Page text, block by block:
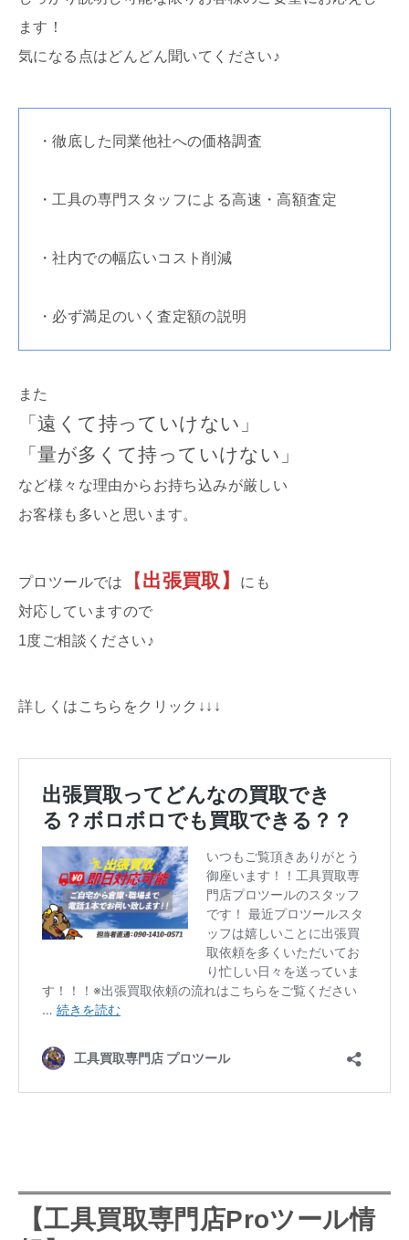
ます！
気になる点はどんどん聞いてください♪
・徹底した同業他社への価格調査
・工具の専門スタッフによる高速・高額査定
・社内での幅広いコスト削減
・必ず満足のいく査定額の説明
また
「遠くて持っていけない」
「量が多くて持っていけない」
など様々な理由からお持ち込みが厳しい
お客様も多いと思います。
プロツールでは 【出張買取】
にも
対応していますので
1度ご相談ください♪
詳しくはこちらをクリック↓↓↓
【工具買取専門店Proツール情